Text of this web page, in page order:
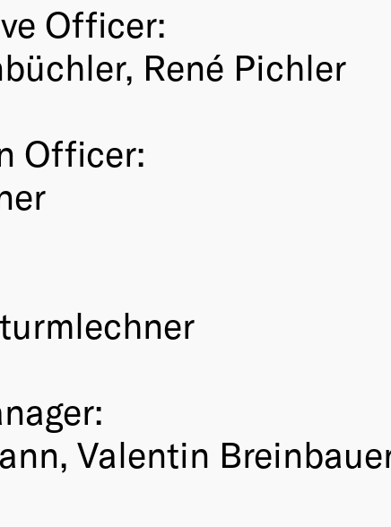
Officer:
René Pichler
Officer:
Valentin